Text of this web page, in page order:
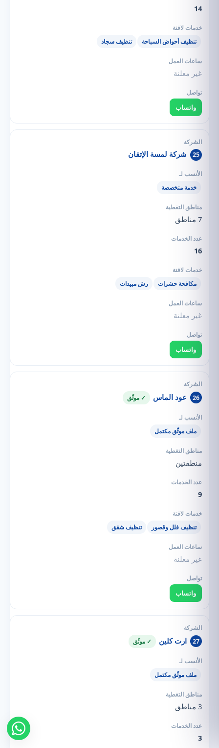
14
تنظيف أحواض السباحة تنظيف سجاد
غير معلنة
واتساب
25 شركة لمسة الإتقان
خدمة متخصصة
7 مناطق
16
مكافحة حشرات رش مبيدات
غير معلنة
واتساب
26 عود الماس ✓ موثّق
ملف موثّق مكتمل
منطقتين
9
تنظيف فلل وقصور تنظيف شقق
غير معلنة
واتساب
27 ارت كلين ✓ موثّق
ملف موثّق مكتمل
3 مناطق
3